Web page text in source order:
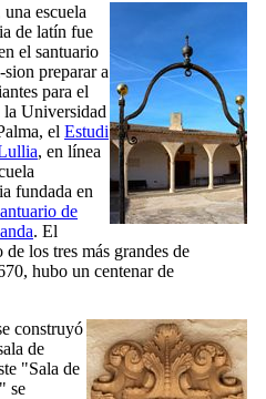
escuela
de latín fue
el santuario
preparar a
para el
la Universidad
el Estudi
, en línea
fundada en
de
. El
de los tres más grandes de
hubo un centenar de
construyó
de
"Sala de
" se